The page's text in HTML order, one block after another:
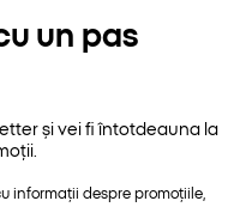
un pas
și vei fi întotdeauna la
informații despre promoțiile,